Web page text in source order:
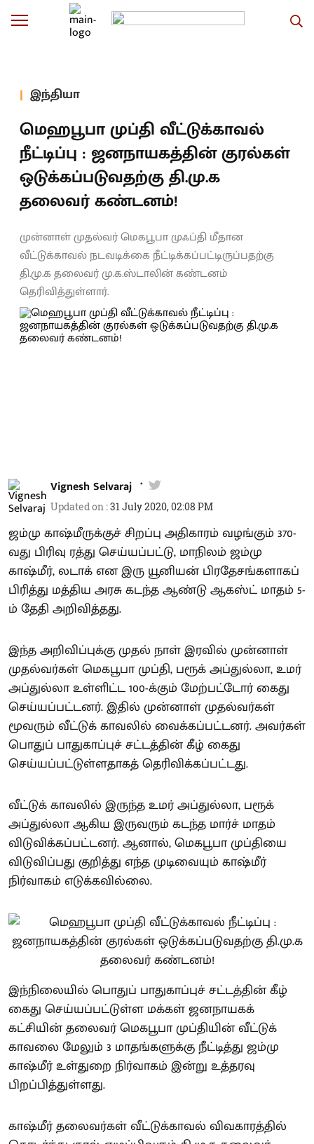
இந்தியா
மெஹபூபா முப்தி வீட்டுக்காவல்
நீட்டிப்பு : ஜனநாயகத்தின் குரல்கள்
ஒடுக்கப்படுவதற்கு தி.மு.க
தலைவர் கண்டனம்!
முன்னாள் முதல்வர் மெகபூபா முஃப்தி மீதான
வீட்டுக்காவல் நடவடிக்கை நீட்டிக்கப்பட்டிருப்பதற்கு
தி.மு.க தலைவர் மு.க.ஸ்டாலின் கண்டனம்
தெரிவித்துள்ளார்.
Vignesh Selvaraj
Updated on :31 July 2020, 02:08 PM
ஜம்மு காஷ்மீருக்குச் சிறப்பு அதிகாரம் வழங்கும் 370-
வது பிரிவு ரத்து செய்யப்பட்டு, மாநிலம் ஜம்மு
காஷ்மீர், லடாக் என இரு யூனியன் பிரதேசங்களாகப்
பிரித்து மத்திய அரசு கடந்த ஆண்டு ஆகஸ்ட் மாதம் 5-
ம் தேதி அறிவித்தது.
இந்த அறிவிப்புக்கு முதல் நாள் இரவில் முன்னாள்
முதல்வர்கள் மெகபூபா முப்தி, பரூக் அப்துல்லா, உமர்
அப்துல்லா உள்ளிட்ட 100-க்கும் மேற்பட்டோர் கைது
செய்யப்பட்டனர். இதில் முன்னாள் முதல்வர்கள்
மூவரும் வீட்டுக் காவலில் வைக்கப்பட்டனர். அவர்கள்
பொதுப் பாதுகாப்புச் சட்டத்தின் கீழ் கைது
செய்யப்பட்டுள்ளதாகத் தெரிவிக்கப்பட்டது.
வீட்டுக் காவலில் இருந்த உமர் அப்துல்லா, பரூக்
அப்துல்லா ஆகிய இருவரும் கடந்த மார்ச் மாதம்
விடுவிக்கப்பட்டனர். ஆனால், மெகபூபா முப்தியை
விடுவிப்பது குறித்து எந்த முடிவையும் காஷ்மீர்
நிர்வாகம் எடுக்கவில்லை.
இந்நிலையில் பொதுப் பாதுகாப்புச் சட்டத்தின் கீழ்
கைது செய்யப்பட்டுள்ள மக்கள் ஜனநாயகக்
கட்சியின் தலைவர் மெகபூபா முப்தியின் வீட்டுக்
காவலை மேலும் 3 மாதங்களுக்கு நீட்டித்து ஜம்மு
காஷ்மீர் உள்துறை நிர்வாகம் இன்று உத்தரவு
பிறப்பித்துள்ளது.
காஷ்மீர் தலைவர்கள் வீட்டுக்காவல் விவகாரத்தில்